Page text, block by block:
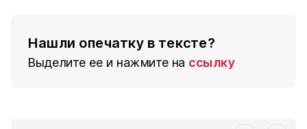
Нашли опечатку в тексте?
Выделите ее и нажмите на ссылку